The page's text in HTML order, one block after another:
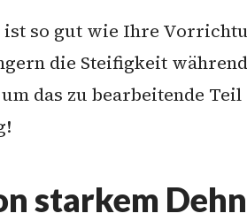
ist so gut wie Ihre
die Steifigkeit
das zu bearbeitende
starkem